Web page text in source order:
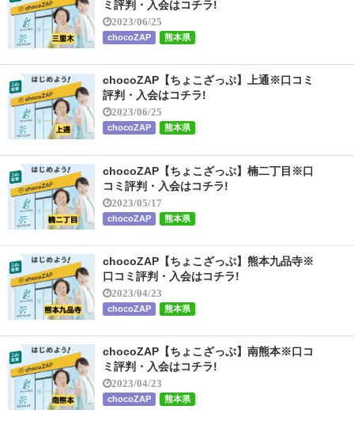
ミ評判・入会はコチラ!
2023/06/25
chocoZAP 熊本県
chocoZAP【ちょこざっぷ】上通※口コミ
評判・入会はコチラ!
2023/06/25
chocoZAP 熊本県
chocoZAP【ちょこざっぷ】楠二丁目※口
コミ評判・入会はコチラ!
2023/05/17
chocoZAP 熊本県
chocoZAP【ちょこざっぷ】熊本九品寺※
口コミ評判・入会はコチラ!
2023/04/23
chocoZAP 熊本県
chocoZAP【ちょこざっぷ】南熊本※口コ
ミ評判・入会はコチラ!
2023/04/23
chocoZAP 熊本県